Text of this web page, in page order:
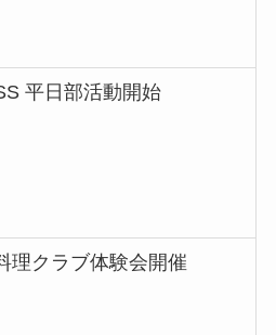
平日部活動開始
理クラブ体験会開催